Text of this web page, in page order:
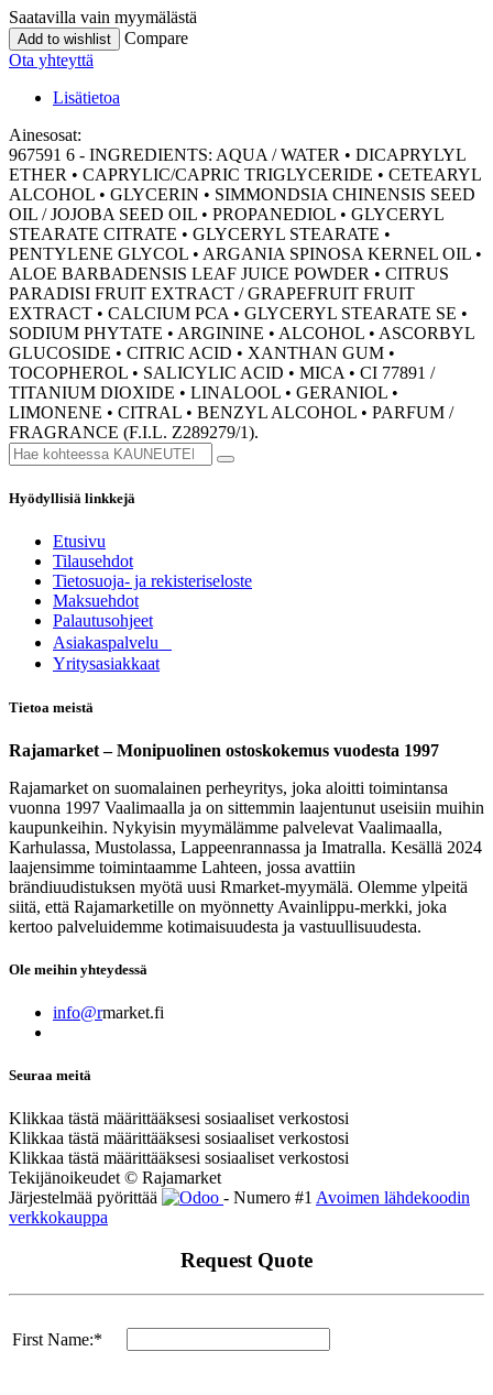
Saatavilla vain myymälästä
Add to wishlist
Compare
Ota yhteyttä
Lisätietoa
Ainesosat:
967591 6 - INGREDIENTS: AQUA / WATER • DICAPRYLYL
ETHER • CAPRYLIC/CAPRIC TRIGLYCERIDE • CETEARYL
ALCOHOL • GLYCERIN • SIMMONDSIA CHINENSIS SEED
OIL / JOJOBA SEED OIL • PROPANEDIOL • GLYCERYL
STEARATE CITRATE • GLYCERYL STEARATE •
PENTYLENE GLYCOL • ARGANIA SPINOSA KERNEL OIL •
ALOE BARBADENSIS LEAF JUICE POWDER • CITRUS
PARADISI FRUIT EXTRACT / GRAPEFRUIT FRUIT
EXTRACT • CALCIUM PCA • GLYCERYL STEARATE SE •
SODIUM PHYTATE • ARGININE • ALCOHOL • ASCORBYL
GLUCOSIDE • CITRIC ACID • XANTHAN GUM •
TOCOPHEROL • SALICYLIC ACID • MICA • CI 77891 /
TITANIUM DIOXIDE • LINALOOL • GERANIOL •
LIMONENE • CITRAL • BENZYL ALCOHOL • PARFUM /
FRAGRANCE (F.I.L. Z289279/1).
Hyödyllisiä linkkejä
Etusivu
Tilausehdot
Tietosuoja- ja rekisteriseloste
Maksuehdot
Palautusohjeet
Asia​k​aspalvelu
​Yritysasiakkaat
Tietoa meistä
Rajamarket – Monipuolinen ostoskokemus vuodesta 1997
Rajamarket on suomalainen perheyritys, joka aloitti toimintansa
vuonna 1997 Vaalimaalla ja on sittemmin laajentunut useisiin muihin
kaupunkeihin. Nykyisin myymälämme palvelevat Vaalimaalla,
Karhulassa, Mustolassa, Lappeenrannassa ja Imatralla. Kesällä 2024
laajensimme toimintaamme Lahteen, jossa avattiin
brändiuudistuksen myötä uusi Rmarket-myymälä. Olemme ylpeitä
siitä, että Rajamarketille on myönnetty Avainlippu-merkki, joka
kertoo palveluidemme kotimaisuudesta ja vastuullisuudesta.
Ole meihin yhteydessä
info@rmarket.fi
Seuraa meitä
Klikkaa tästä määrittääksesi sosiaaliset verkostosi
Klikkaa tästä määrittääksesi sosiaaliset verkostosi
Klikkaa tästä määrittääksesi sosiaaliset verkostosi
Tekijänoikeudet © Rajamarket
Järjestelmää pyörittää
- Numero #1 Avoimen lähdekoodin
verkkokauppa
Request Quote
First Name:*